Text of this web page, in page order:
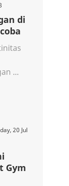
di
...
20 Jul
Gym